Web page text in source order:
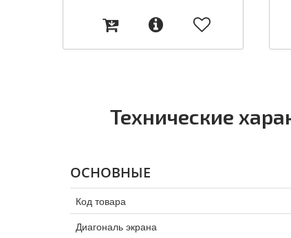
Технические
ОСНОВНЫЕ
Код товара
Диагональ экрана